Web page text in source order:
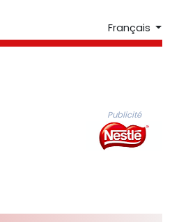
Français
Publicité